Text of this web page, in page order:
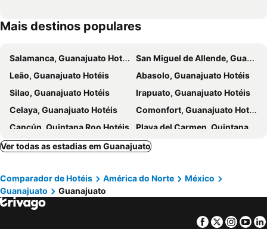
Mais destinos populares
Salamanca, Guanajuato Hotéis
San Miguel de Allende, Guanajuato Hotéis
Leão, Guanajuato Hotéis
Abasolo, Guanajuato Hotéis
Silao, Guanajuato Hotéis
Irapuato, Guanajuato Hotéis
Celaya, Guanajuato Hotéis
Comonfort, Guanajuato Hotéis
Cancún, Quintana Roo Hotéis
Playa del Carmen, Quintana Roo Hotéis
Mazamitla, Jalisco Hotéis
Valladolid, Yucatan Hotéis
Cidade do México, Distrito Federal Hotéis
Cozumel, Quintana Roo Hotéis
Isla Mujeres, Quintana Roo Hotéis
Ver todas as estadias em Guanajuato
Comparador de Hotéis América do Norte
México
Guanajuato
Guanajuato
Facebook
Twitter